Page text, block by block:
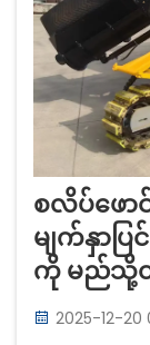
စလိပ်ဖော
မျက်နှာပ
ကို မည်သို့
2025-12-20